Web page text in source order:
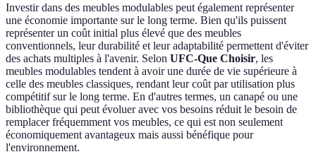
Investir dans des meubles modulables peut également représenter
une économie importante sur le long terme. Bien qu'ils puissent
représenter un coût initial plus élevé que des meubles
conventionnels, leur durabilité et leur adaptabilité permettent d'éviter
des achats multiples à l'avenir. Selon UFC-Que Choisir, les
meubles modulables tendent à avoir une durée de vie supérieure à
celle des meubles classiques, rendant leur coût par utilisation plus
compétitif sur le long terme. En d'autres termes, un canapé ou une
bibliothèque qui peut évoluer avec vos besoins réduit le besoin de
remplacer fréquemment vos meubles, ce qui est non seulement
économiquement avantageux mais aussi bénéfique pour
l'environnement.